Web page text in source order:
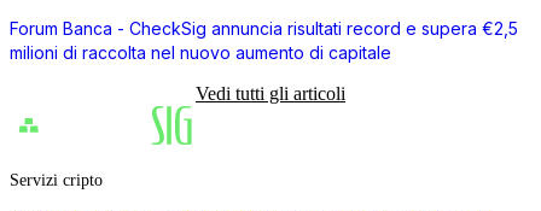
Forum Banca - CheckSig annuncia risultati record e supera €2,5
milioni di raccolta nel nuovo aumento di capitale
Vedi tutti gli articoli
Servizi cripto